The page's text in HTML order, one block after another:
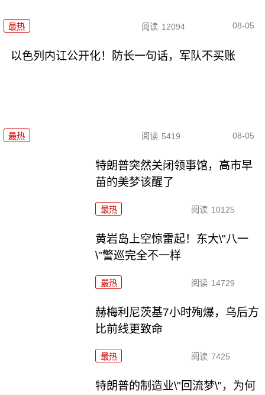
最热 阅读 12094 08-05
以色列内讧公开化！防长一句话，军队不买账
最热 阅读 5419 08-05
特朗普突然关闭领事馆，高市早
苗的美梦该醒了
最热 阅读 10125
黄岩岛上空惊雷起！东大\"八一
\"警巡完全不一样
最热 阅读 14729
赫梅利尼茨基7小时殉爆，乌后方
比前线更致命
最热 阅读 7425
特朗普的制造业\"回流梦\"，为何